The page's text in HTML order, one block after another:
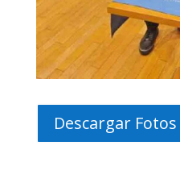
Descargar